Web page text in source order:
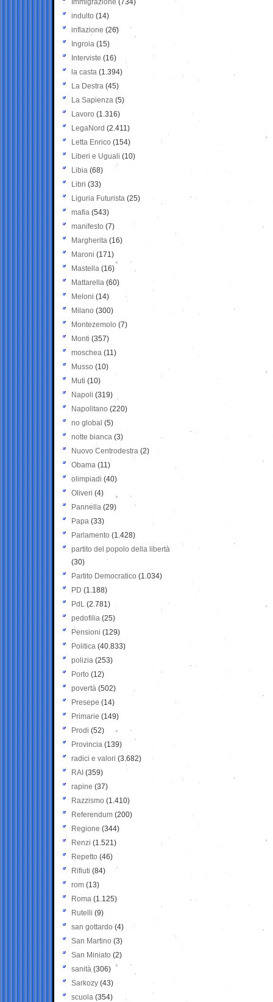
Immigrazione (734)
indulto (14)
inflazione (26)
Ingroia (15)
Interviste (16)
la casta (1.394)
La Destra (45)
La Sapienza (5)
Lavoro (1.316)
LegaNord (2.411)
Letta Enrico (154)
Liberi e Uguali (10)
Libia (68)
Libri (33)
Liguria Futurista (25)
mafia (543)
manifesto (7)
Margherita (16)
Maroni (171)
Mastella (16)
Mattarella (60)
Meloni (14)
Milano (300)
Montezemolo (7)
Monti (357)
moschea (11)
Musso (10)
Muti (10)
Napoli (319)
Napolitano (220)
no global (5)
notte bianca (3)
Nuovo Centrodestra (2)
Obama (11)
olimpiadi (40)
Oliveri (4)
Pannella (29)
Papa (33)
Parlamento (1.428)
partito del popolo della libertà
(30)
Partito Democratico (1.034)
PD (1.188)
PdL (2.781)
pedofilia (25)
Pensioni (129)
Politica (40.833)
polizia (253)
Porto (12)
povertà (502)
Presepe (14)
Primarie (149)
Prodi (52)
Provincia (139)
radici e valori (3.682)
RAI (359)
rapine (37)
Razzismo (1.410)
Referendum (200)
Regione (344)
Renzi (1.521)
Repetto (46)
Rifiuti (84)
rom (13)
Roma (1.125)
Rutelli (9)
san gottardo (4)
San Martino (3)
San Miniato (2)
sanità (306)
Sarkozy (43)
scuola (354)